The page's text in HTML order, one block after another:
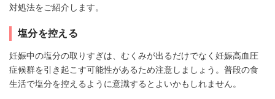
対処法をご紹介します。
塩分を控える
妊娠中の塩分の取りすぎは、むくみが出るだけでなく妊娠高血圧
症候群を引き起こす可能性があるため注意しましょう。普段の食
生活で塩分を控えるように意識するとよいかもしれません。